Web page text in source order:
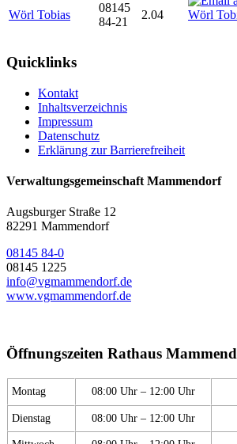
Wörl Tobias
08145
84-21
2.04
Quicklinks
Kontakt
Inhaltsverzeichnis
Impressum
Datenschutz
Erklärung zur Barrierefreiheit
Verwaltungsgemeinschaft Mammendorf
Augsburger Straße 12
82291 Mammendorf
08145 84-0
08145 1225
info@vgmammendorf.de
www.vgmammendorf.de
Öffnungszeiten Rathaus
Montag 08:00 Uhr – 12:00 Uhr
Dienstag 08:00 Uhr – 12:00 Uhr